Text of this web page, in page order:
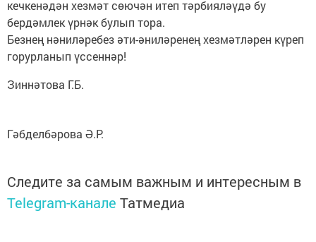
кечкенәдән хезмәт сөючән итеп тәрбияләүдә бу
бердәмлек үрнәк булып тора.
Безнең нәниләребез әти-әниләренең хезмәтләрен күреп
горурланып үссеннәр!
Зиннәтова Г.Б.
Гәбделбәрова Ә.Р.
Следите за самым важным и интересным в
Telegram-канале Татмедиа